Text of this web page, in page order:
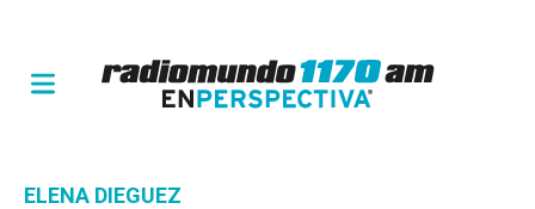
ELENA DIEGUEZ